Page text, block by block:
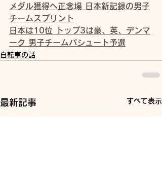
メダル獲得へ正念場 日本新記録の男子
チームスプリント
日本は10位 トップ3は豪、英、デンマ
ーク 男子チームパシュート予選
自転車の話
最新記事 すべて表示